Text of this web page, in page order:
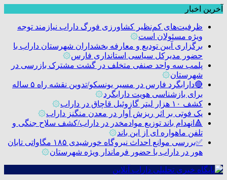
آخرین اخبار
ظرفیت‌های کم‌نظیر کشاورزی فورگ داراب نیازمند توجه
ویژه مسئولان است۞
برگزاری آیین تودیع و معارفه بخشداران شهرستان داراب با
حضور مدیرکل سیاسی استانداری فارس۞
پلمب سه واحد صنفی متخلف در گشت مشترک بازرسی در
شهرستان۞
🔴دارابگرد فارس در مسیر یونسکو/تدوین نقشه راه ۵ ساله
برای بازشناسی هویت دارابگرد۞
کشف ۱۰ هزار لیتر گازوئیل قاچاق در داراب
۞
یک فوتی بر اثر ریزش آوار در معدن منگنز داراب۞
🔺انهدام باند توزیع موادمخدر در داراب/کشف سلاح جنگی و
تلفن ماهواره ای از این باند۞
✅بررسی موانع احداث نیروگاه خورشیدی ۱۸۵ مگاواتی تابان
هور در داراب با حضور فرماندار ویژه شهرستان۞